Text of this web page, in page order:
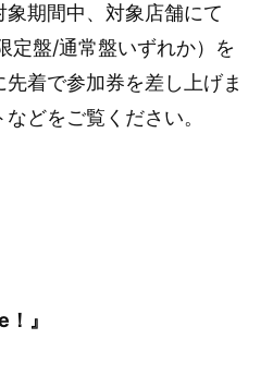
期間中、対象店舗にて
定盤/通常盤いずれか）を
着で参加券を差し上げま
どをご覧ください。
』